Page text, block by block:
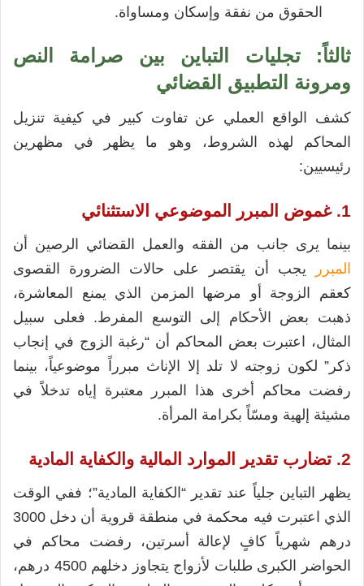
الحقوق من نفقة وإسكان ومساواة.
ثالثاً: تجليات التباين بين صرامة النص
ومرونة التطبيق القضائي
كشف الواقع العملي عن تفاوت كبير في كيفية تنزيل
المحاكم لهذه الشروط، وهو ما يظهر في مظهرين
رئيسيين:
1. غموض المبرر الموضوعي الاستثنائي
بينما يرى جانب من الفقه والعمل القضائي الرصين أن
المبرر
يجب أن يقتصر على حالات الضرورة القصوى
كعقم الزوجة أو مرضها المزمن الذي يمنع المعاشرة،
ذهبت بعض الأحكام إلى التوسع المفرط. فعلى سبيل
المثال، اعتبرت بعض المحاكم أن “رغبة الزوج في إنجاب
ذكر” لكون زوجته لا تلد إلا الإناث مبرراً موضوعياً، بينما
رفضت محاكم أخرى هذا المبرر معتبرة إياه تدخلاً في
مشيئة إلهية ومسّاً بكرامة المرأة.
2. تضارب تقدير الموارد المالية والكفاية المادية
يظهر التباين جلياً عند تقدير “الكفاية المادية”؛ ففي الوقت
الذي اعتبرت فيه محكمة في منطقة قروية أن دخل 3000
درهم شهرياً كافٍ لإعالة أسرتين، رفضت محاكم في
الحواضر الكبرى طلبات لأزواج يتجاوز دخلهم 4500 درهم،